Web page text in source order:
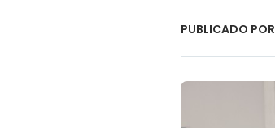
PUBLICADO POR